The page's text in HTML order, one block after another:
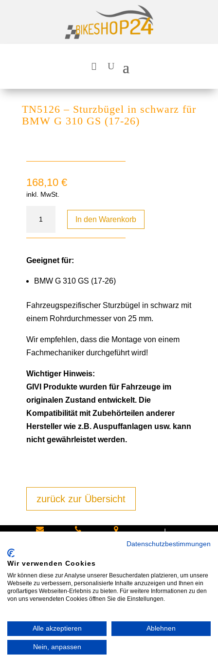
TN5126 – Sturzbügel in schwarz für
BMW G 310 GS (17-26)
168,10 €
inkl. MwSt.
In den Warenkorb
Geeignet für:
BMW G 310 GS (17-26)
Fahrzeugspezifischer Sturzbügel in schwarz mit
einem Rohrdurchmesser von 25 mm.
Wir empfehlen, dass die Montage von einem
Fachmechaniker durchgeführt wird!
Wichtiger Hinweis:
GIVI Produkte wurden für Fahrzeuge im
originalen Zustand entwickelt. Die
Kompatibilität mit Zubehörteilen anderer
Hersteller wie z.B. Auspuffanlagen usw. kann
nicht gewährleistet werden.
zurück zur Übersicht
info@bike
shop24.n
et
an:
Tel.+49
172 40 59
85540
Haar bei
|
Impressum|AGB Widerrufsrecht
Vertrag widerrufen
Datenschutzbestimmungen
Wir verwenden Cookies
Wir können diese zur Analyse unserer Besucherdaten platzieren, um unsere
Webseite zu verbessern, personalisierte Inhalte anzuzeigen und Ihnen ein
großartiges Webseiten-Erlebnis zu bieten. Für weitere Informationen zu den
von uns verwendeten Cookies öffnen Sie die Einstellungen.
Alle akzeptieren Ablehnen
Nein, anpassen